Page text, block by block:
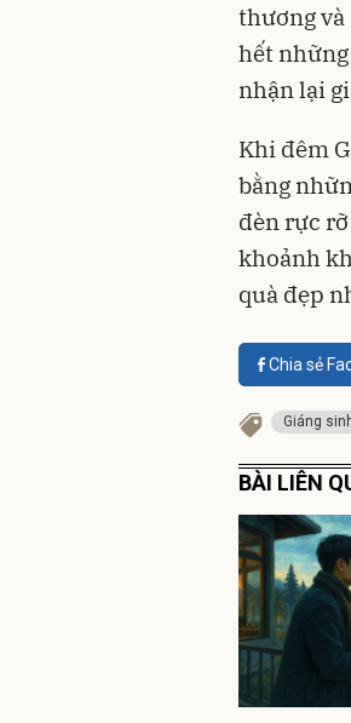
thương và
hết
nhận lại
Khi đêm
bằng
đèn rực
khoảnh
quà đẹp
Chia sẻ
Giáng
BÀI LIÊN